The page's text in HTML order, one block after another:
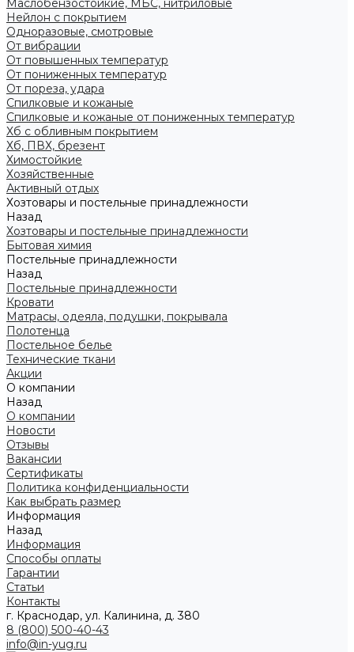
Маслобензостойкие, МБС, нитриловые
Нейлон с покрытием
Одноразовые, смотровые
От вибрации
От повышенных температур
От пониженных температур
От пореза, удара
Спилковые и кожаные
Спилковые и кожаные от пониженных температур
Хб с обливным покрытием
Хб, ПВХ, брезент
Химостойкие
Хозяйственные
Активный отдых
Хозтовары и постельные принадлежности
Назад
Хозтовары и постельные принадлежности
Бытовая химия
Постельные принадлежности
Назад
Постельные принадлежности
Кровати
Матрасы, одеяла, подушки, покрывала
Полотенца
Постельное белье
Технические ткани
Акции
О компании
Назад
О компании
Новости
Отзывы
Вакансии
Сертификаты
Политика конфиденциальности
Как выбрать размер
Информация
Назад
Информация
Способы оплаты
Гарантии
Статьи
Контакты
г. Краснодар, ул. Калинина, д. 380
8 (800) 500-40-43
info@in-yug.ru